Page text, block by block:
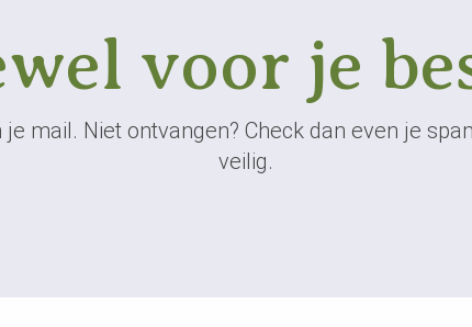
voor je
mail. Niet ontvangen? Check dan even je
veilig.